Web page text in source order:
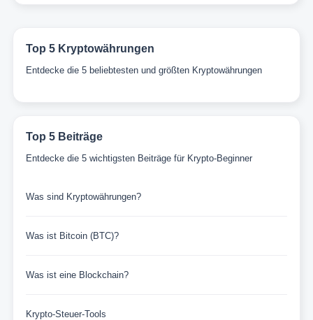
Top 5 Kryptowährungen
Entdecke die 5 beliebtesten und größten Kryptowährungen
Top 5 Beiträge
Entdecke die 5 wichtigsten Beiträge für Krypto-Beginner
Was sind Kryptowährungen?
Was ist Bitcoin (BTC)?
Was ist eine Blockchain?
Krypto-Steuer-Tools